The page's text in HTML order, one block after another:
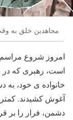
مجاهدین خلق به
امروز شروع مراسم
است، رهبری که در
خانواده ی خود،
آغوش کشیدند.
دشمن، فرار را بر